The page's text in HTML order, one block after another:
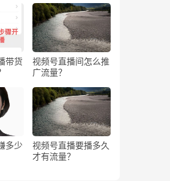
带货
视频号直播间怎么推
广流量？
多少
视频号直播要播多久
才有流量？